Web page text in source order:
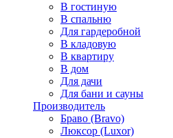
В гостиную
В спальню
Для гардеробной
В кладовую
В квартиру
В дом
Для дачи
Для бани и сауны
Производитель
Браво (Bravo)
Люксор (Luxor)